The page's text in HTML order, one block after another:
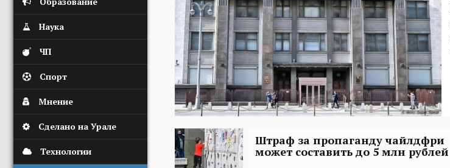
Наука
ЧП
Спорт
Мнение
Сделано на Урале
Технологии
Штраф за пропаганду чайлдфри
может составить до 5 млн рублей